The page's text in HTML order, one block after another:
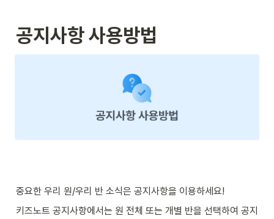
공지사항 사용방법
중요한 우리 원/우리 반 소식은 공지사항을 이용하세요!
키즈노트 공지사항에서는 원 전체 또는 개별 반을 선택하여 공지